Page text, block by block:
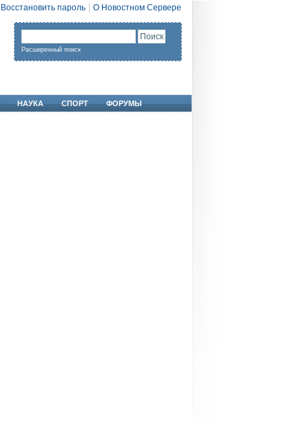
Восстановить пароль О Новостном Сервере
Расширенный поиск
НАУКА СПОРТ ФОРУМЫ